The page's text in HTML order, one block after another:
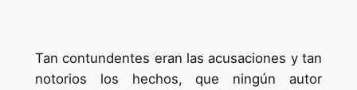
Tan contundentes eran las acusaciones y tan
notorios los hechos, que ningún autor